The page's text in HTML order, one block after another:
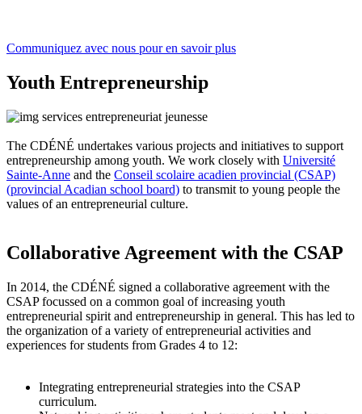
Communiquez avec nous pour en savoir plus
Youth Entrepreneurship
The CDÉNÉ undertakes various projects and initiatives to support
entrepreneurship among youth. We work closely with Université
Sainte-Anne and the Conseil scolaire acadien provincial (CSAP)
(provincial Acadian school board) to transmit to young people the
values of an entrepreneurial culture.
Collaborative Agreement with the CSAP
In 2014, the CDÉNÉ signed a collaborative agreement with the
CSAP focussed on a common goal of increasing youth
entrepreneurial spirit and entrepreneurship in general. This has led to
the organization of a variety of entrepreneurial activities and
experiences for students from Grades 4 to 12:
Integrating entrepreneurial strategies into the CSAP
curriculum.